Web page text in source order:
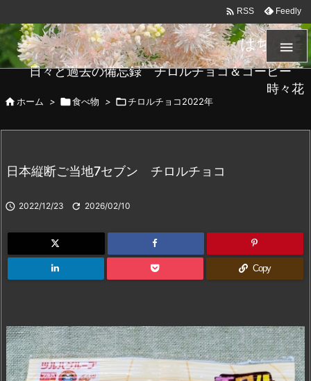
はちメモ
日々と過去の備忘録 チロルチョコ＆コーヒー
時々花

 RSS Feedly
 ホーム > 食べ物 > チロルチョコ2022年
日本縦断ご当地7セブン チロルチョコ
 2022/12/23  2026/02/10
Copy